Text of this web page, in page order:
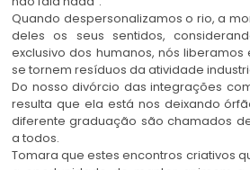
Quando despersonalizamos o rio, a
deles os seus sentidos,
exclusivo dos humanos, nós
se tornem resíduos da atividade
Do nosso divórcio das integrações
resulta que ela está nos deixando
diferente graduação são chamados
a todos.
Tomara que estes encontros criativos